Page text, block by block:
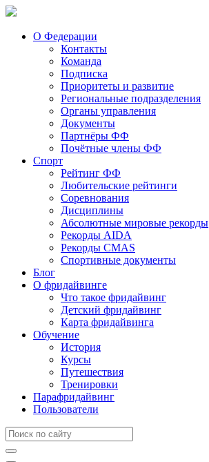
О Федерации
Контакты
Команда
Подписка
Приоритеты и развитие
Региональные подразделения
Органы управления
Документы
Партнёры ФФ
Почётные члены ФФ
Спорт
Рейтинг ФФ
Любительские рейтинги
Соревнования
Дисциплины
Абсолютные мировые рекорды
Рекорды AIDA
Рекорды CMAS
Спортивные документы
Блог
О фридайвинге
Что такое фридайвинг
Детский фридайвинг
Карта фридайвинга
Обучение
История
Курсы
Путешествия
Тренировки
Парафридайвинг
Пользователи